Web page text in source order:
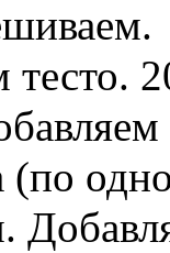
(по